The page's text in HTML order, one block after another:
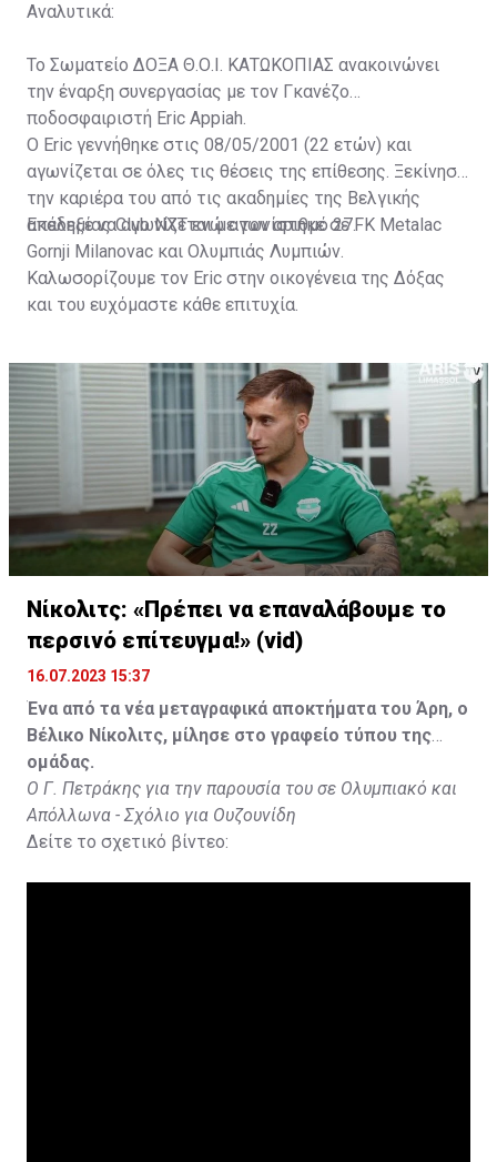
Αναλυτικά:
Το Σωματείο ΔΟΞΑ Θ.Ο.Ι. ΚΑΤΩΚΟΠΙΑΣ ανακοινώνει
την έναρξη συνεργασίας με τον Γκανέζο
ποδοσφαιριστή Eric Appiah.
Ο Eric γεννήθηκε στις 08/05/2001 (22 ετών) και
αγωνίζεται σε όλες τις θέσεις της επίθεσης. Ξεκίνησε
την καριέρα του από τις ακαδημίες της Βελγικής
ακαδημίας Club NXT ενώ αγωνίστηκε σε FK Metalac
Gornji Milanovac και Ολυμπιάς Λυμπιών.
Επέλεξε να αγωνίζεται με τον αριθμό 27.
Καλωσορίζουμε τον Eric στην οικογένεια της Δόξας
και του ευχόμαστε κάθε επιτυχία.
Νίκολιτς: «Πρέπει να επαναλάβουμε το
περσινό επίτευγμα!» (vid)
16.07.2023 15:37
Ένα από τα νέα μεταγραφικά αποκτήματα του Άρη, ο
Βέλικο Νίκολιτς, μίλησε στο γραφείο τύπου της
ομάδας.
Ο Γ. Πετράκης για την παρουσία του σε Ολυμπιακό και
Απόλλωνα - Σχόλιο για Ουζουνίδη
Δείτε το σχετικό βίντεο: